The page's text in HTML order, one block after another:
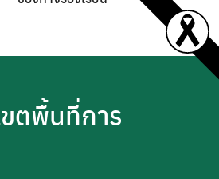
ขตพื้นที่การ